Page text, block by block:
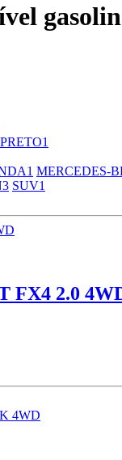
PRETO1
1 MERCEDES-
3 SUV1
FX4 2.0